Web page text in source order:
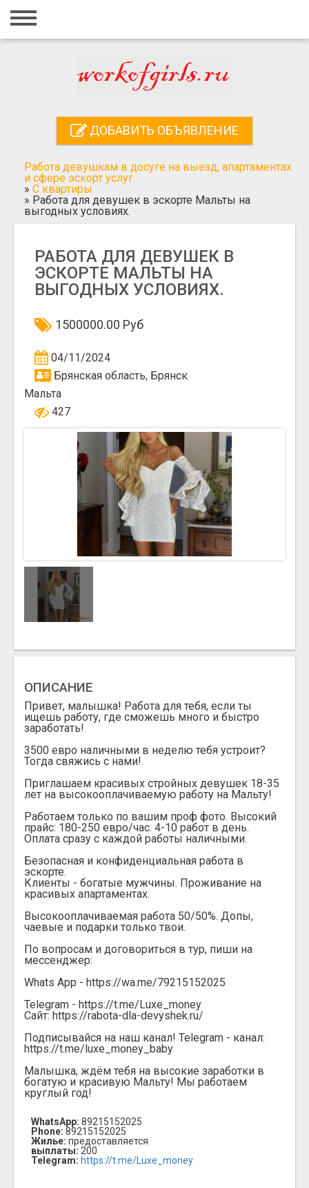
Главная
Регистрация
Добавить объявление
Поиск
ДОБАВИТЬ ОБЪЯВЛЕНИЕ
Работа девушкам в досуге на выезд, апартаментах
и сфере эскорт услуг.
» С квартиры
» Работа для девушек в эскорте Мальты на
выгодных условиях.
РАБОТА ДЛЯ ДЕВУШЕК В
ЭСКОРТЕ МАЛЬТЫ НА
ВЫГОДНЫХ УСЛОВИЯХ.
1500000.00 Руб
04/11/2024
Брянская область, Брянск
Мальта
427
ОПИСАНИЕ
Привет, малышка! Работа для тебя, если ты
ищешь работу, где сможешь много и быстро
заработать!
3500 евро наличными в неделю тебя устроит?
Тогда свяжись с нами!
Приглашаем красивых стройных девушек 18-35
лет на высокооплачиваемую работу на Мальту!
Работаем только по вашим проф фото. Высокий
прайс: 180-250 евро/час. 4-10 работ в день.
Оплата сразу с каждой работы наличными.
Безопасная и конфиденциальная работа в
эскорте.
Клиенты - богатые мужчины. Проживание на
красивых апартаментах.
Высокооплачиваемая работа 50/50%. Допы,
чаевые и подарки только твои.
По вопросам и договориться в тур, пиши на
мессенджер:
Whats App - https://wa.me/79215152025
Telegram - https://t.me/Luxe_money
Сайт: https://rabota-dla-devyshek.ru/
Подписывайся на наш канал! Telegram - канал:
https://t.me/luxe_money_baby
Малышка, ждём тебя на высокие заработки в
богатую и красивую Мальту! Мы работаем
круглый год!
WhatsApp: 89215152025
Phone: 89215152025
Жилье: предоставляется
выплаты: 200
Telegram: https://t.me/Luxe_money